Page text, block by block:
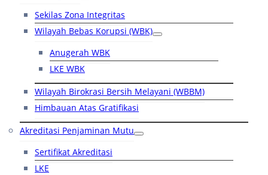
Sekilas Zona Integritas
Wilayah Bebas Korupsi (WBK)
Anugerah WBK
LKE WBK
Wilayah Birokrasi Bersih Melayani (WBBM)
Himbauan Atas Gratifikasi
Akreditasi Penjaminan Mutu
Sertifikat Akreditasi
LKE